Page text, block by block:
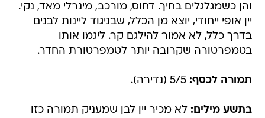
והן כשמגלגלים בחיך. דחוס, מורכב, מינרלי מאד, נקי.
יין אופי ייחודי, יוצא מן הכלל, שבניגוד ליינות לבנים
בדרך כלל, לא אמור להילגם קר. ליגמו אותו
בטמפרטורה שקרובה יותר לטמפרטורת החדר.
תמורה לכסף: 5/5 (נדירה).
בתשע מילים: לא מכיר יין לבן שמעניק תמורה כזו